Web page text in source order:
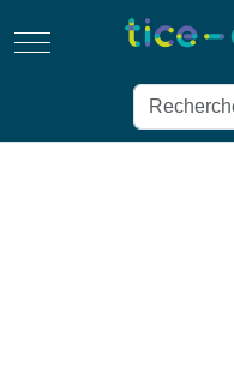
Mobile Menu Toggle